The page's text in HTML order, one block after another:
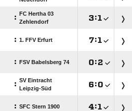
: FC Hertha 03
Zehlendorf
:
: 1. FFV Erfurt :
: FSV Babelsberg 74 :
: SV Eintracht
Leipzig-Süd
:
: SFC Stern 1900 :